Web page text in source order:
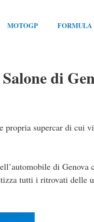
MOTOGP FORMULA
di
propria supercar di cui vi
di Genova
tutti i ritrovati delle